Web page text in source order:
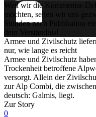
Weil wir die Kommentar-
möchten, sehen wir uns
Stunden nach Publikation
dein Verständnis!
Armee und Zivilschutz
nur, wie lange es reicht
Armee und Zivilschutz
Trockenheit betroffene
versorgt. Allein der
zur Alp Combi, die
deutsch: Galmis, liegt.
Zur Story
0